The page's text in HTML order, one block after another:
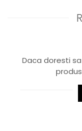
Daca doresti